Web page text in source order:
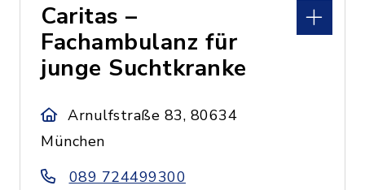
Caritas –
Fachambulanz für
junge Suchtkranke
Arnulfstraße 83, 80634
München
089 724499300